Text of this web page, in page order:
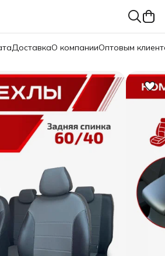
ДоставкаО компанииОптовым